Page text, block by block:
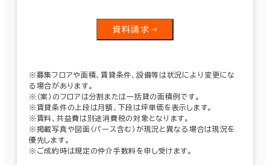
資料請求
※募集フロアや面積、賃貸条件、設備等は状況により変更にな
る場合があります。
※（案）のフロアは分割または一括貸の面積例です。
※賃貸条件の上段は月額、下段は坪単価を表示します。
※賃料、共益費は別途消費税の対象となります。
※掲載写真や図面（パース含む）が現況と異なる場合は現況を
優先します。
※ご成約時は規定の仲介手数料を申し受けます。